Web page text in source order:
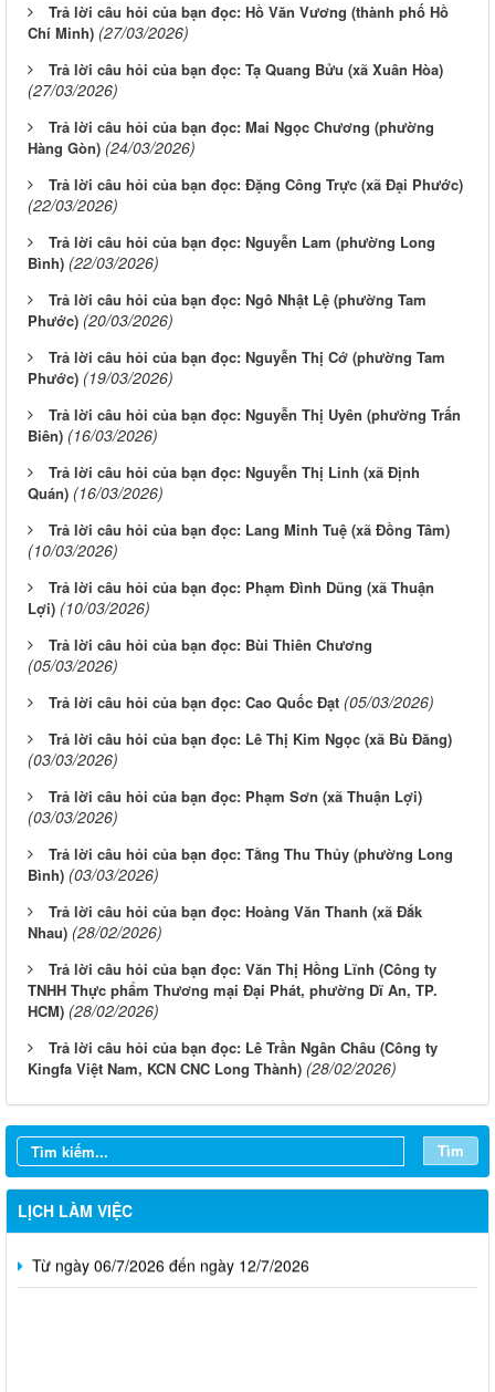
Trả lời câu hỏi của bạn đọc: Hồ Văn Vương (thành phố Hồ
Chí Minh) (27/03/2026)
Trả lời câu hỏi của bạn đọc: Tạ Quang Bửu (xã Xuân Hòa)
(27/03/2026)
Trả lời câu hỏi của bạn đọc: Mai Ngọc Chương (phường
Hàng Gòn) (24/03/2026)
Trả lời câu hỏi của bạn đọc: Đặng Công Trực (xã Đại Phước)
(22/03/2026)
Trả lời câu hỏi của bạn đọc: Nguyễn Lam (phường Long
Bình) (22/03/2026)
Trả lời câu hỏi của bạn đọc: Ngô Nhật Lệ (phường Tam
Phước) (20/03/2026)
Trả lời câu hỏi của bạn đọc: Nguyễn Thị Cớ (phường Tam
Phước) (19/03/2026)
Trả lời câu hỏi của bạn đọc: Nguyễn Thị Uyên (phường Trấn
Biên) (16/03/2026)
Trả lời câu hỏi của bạn đọc: Nguyễn Thị Linh (xã Định
Quán) (16/03/2026)
Trả lời câu hỏi của bạn đọc: Lang Minh Tuệ (xã Đồng Tâm)
(10/03/2026)
Trả lời câu hỏi của bạn đọc: Phạm Đình Dũng (xã Thuận
Lợi) (10/03/2026)
Trả lời câu hỏi của bạn đọc: Bùi Thiên Chương
(05/03/2026)
Trả lời câu hỏi của bạn đọc: Cao Quốc Đạt (05/03/2026)
Trả lời câu hỏi của bạn đọc: Lê Thị Kim Ngọc (xã Bù Đăng)
(03/03/2026)
Trả lời câu hỏi của bạn đọc: Phạm Sơn (xã Thuận Lợi)
(03/03/2026)
Trả lời câu hỏi của bạn đọc: Tằng Thu Thủy (phường Long
Bình) (03/03/2026)
Trả lời câu hỏi của bạn đọc: Hoàng Văn Thanh (xã Đắk
Nhau) (28/02/2026)
Trả lời câu hỏi của bạn đọc: Văn Thị Hồng Lĩnh (Công ty
TNHH Thực phẩm Thương mại Đại Phát, phường Dĩ An, TP.
HCM) (28/02/2026)
Trả lời câu hỏi của bạn đọc: Lê Trần Ngân Châu (Công ty
Kingfa Việt Nam, KCN CNC Long Thành) (28/02/2026)
Tìm
LỊCH LÀM VIỆC
Từ ngày 03/8/2026 đến ngày 09/8/2026
Từ ngày 20/7/2026 đến ngày 26/7/2026
Từ ngày 13/7/2026 đến ngày 18/7/2026